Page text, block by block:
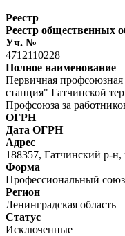
Реестр
Реестр общественных
Уч. №
4712110228
Полное наименование
Первичная
станция" Гатчинской
Профсоюза за
ОГРН
Дата ОГРН
Адрес
188357, Гатчинский р-
Форма
Профессиональный союз
Регион
Ленинградская область
Статус
Исключенные